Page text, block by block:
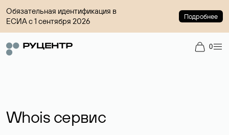
Обязательная идентификация в
ЕСИА с 1 сентября 2026
Подробнее
0
Whois сервис